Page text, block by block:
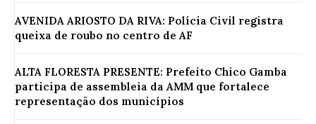
AVENIDA ARIOSTO DA RIVA: Polícia Civil registra
queixa de roubo no centro de AF
ALTA FLORESTA PRESENTE: Prefeito Chico Gamba
participa de assembleia da AMM que fortalece
representação dos municípios